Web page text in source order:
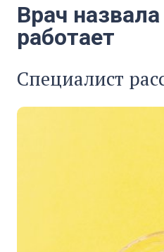
Врач
работает
Специалист